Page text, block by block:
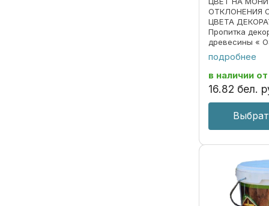
ОТКЛОНЕНИЯ
ЦВЕТА
Пропитка
древесины «
Пропитка
декоративной
подробнее
в наличии от
16.82 бел.